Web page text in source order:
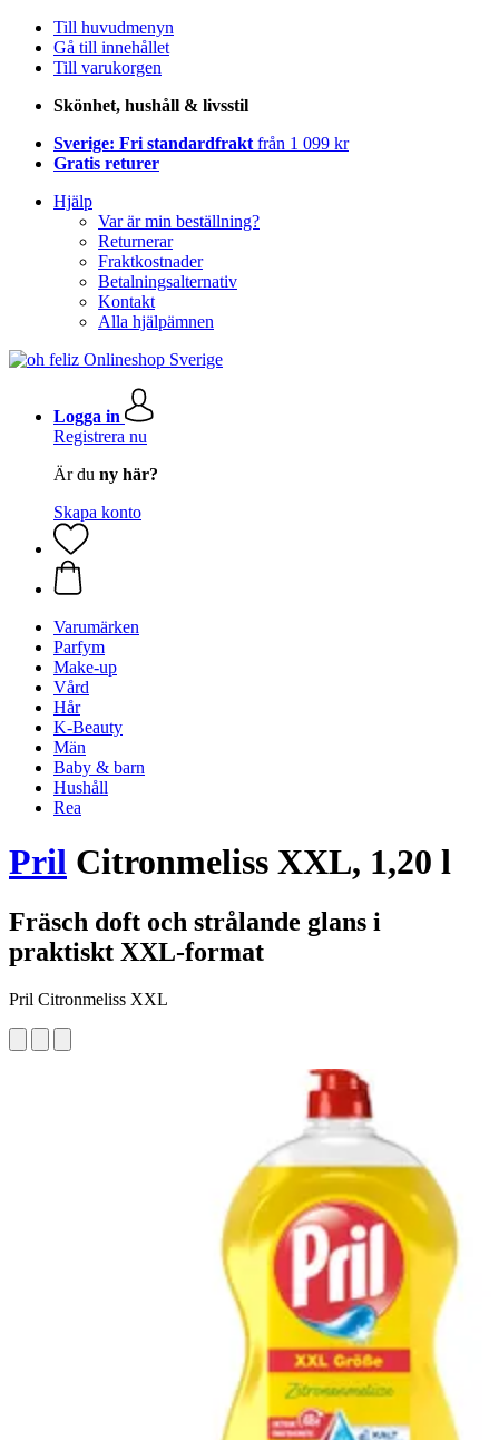
Till huvudmenyn
Gå till innehållet
Till varukorgen
Skönhet, hushåll & livsstil
Sverige: Fri standardfrakt från 1 099 kr
Gratis returer
Hjälp
Var är min beställning?
Returnerar
Fraktkostnader
Betalningsalternativ
Kontakt
Alla hjälpämnen
Logga in
Registrera nu
Är du ny här?
Skapa konto
Varumärken
Parfym
Make-up
Vård
Hår
K-Beauty
Män
Baby & barn
Hushåll
Rea
Pril Citronmeliss XXL, 1,20 l
Fräsch doft och strålande glans i
praktiskt XXL-format
Pril Citronmeliss XXL